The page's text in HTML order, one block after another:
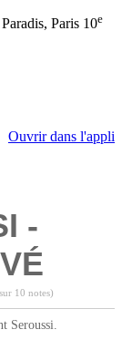
Paris 10e
Ouvrir dans l'appli
-
10 notes)
Seroussi.